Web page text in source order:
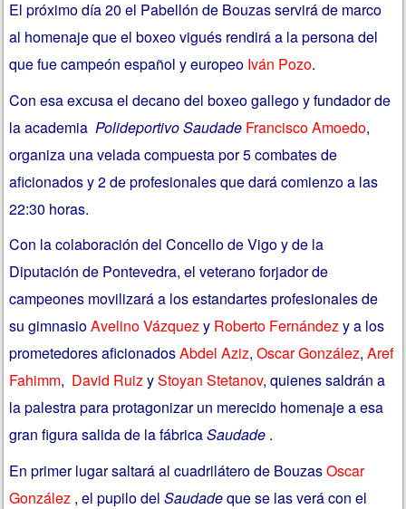
El próximo día 20 el Pabellón de Bouzas servirá de marco
al homenaje que el boxeo vigués rendirá a la persona del
que fue campeón español y europeo Iván Pozo.
Con esa excusa el decano del boxeo gallego y fundador de
la academiaPolideportivo Saudade Francisco Amoedo,
organiza una velada compuesta por 5 combates de
aficionados y 2 de profesionales que dará comienzo a las
22:30 horas.
Con la colaboración del Concello de Vigo y de la
Diputación de Pontevedra, el veterano forjador de
campeones movilizará a los estandartes profesionales de
su gimnasioAvelino Vázquezy Roberto Fernándezy a los
prometedores aficionadosAbdel Aziz,Oscar González,Aref
Fahimm, David RuizyStoyan Stetanov, quienes saldrán a
la palestra para protagonizar un merecido homenaje a esa
gran figura salida de la fábricaSaudade .
En primer lugar saltará al cuadrilátero de BouzasOscar
González , el pupilo delSaudadeque se las verá con el